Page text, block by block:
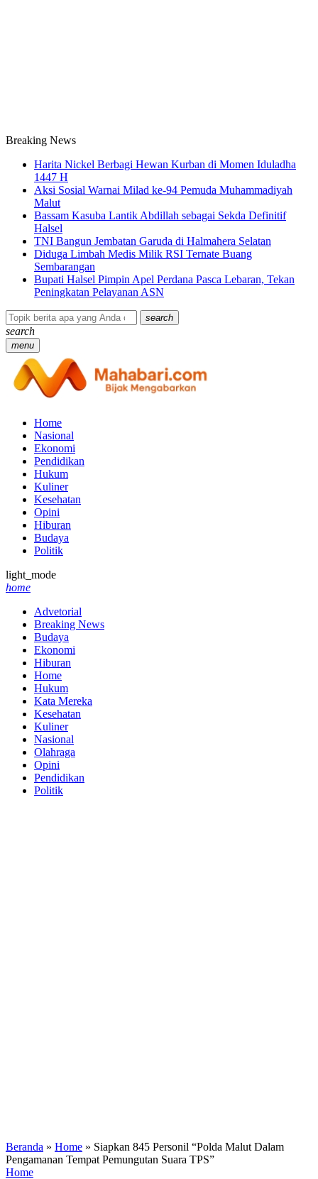
Breaking News
Harita Nickel Berbagi Hewan Kurban di Momen Iduladha
1447 H
Aksi Sosial Warnai Milad ke-94 Pemuda Muhammadiyah
Malut
Bassam Kasuba Lantik Abdillah sebagai Sekda Definitif
Halsel
TNI Bangun Jembatan Garuda di Halmahera Selatan
Diduga Limbah Medis Milik RSI Ternate Buang
Sembarangan
Bupati Halsel Pimpin Apel Perdana Pasca Lebaran, Tekan
Peningkatan Pelayanan ASN
search
search
menu
Home
Nasional
Ekonomi
Pendidikan
Hukum
Kuliner
Kesehatan
Opini
Hiburan
Budaya
Politik
light_mode
home
Advetorial
Breaking News
Budaya
Ekonomi
Hiburan
Home
Hukum
Kata Mereka
Kesehatan
Kuliner
Nasional
Olahraga
Opini
Pendidikan
Politik
Beranda » Home » Siapkan 845 Personil “Polda Malut Dalam
Pengamanan Tempat Pemungutan Suara TPS”
Home